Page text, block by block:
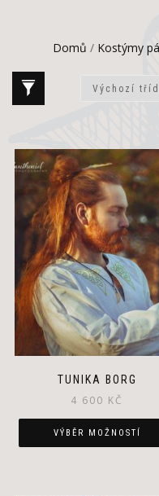
Domů / Kostýmy
TUNIKA BORG
4 600 KČ
VÝBĚR MOŽNOSTÍ